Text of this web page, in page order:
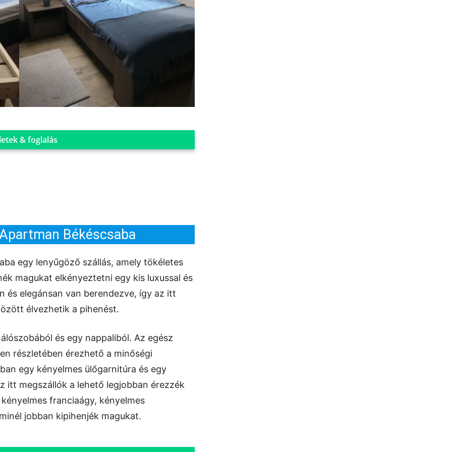
& foglalás
Békéscsaba
egy lenyűgöző szállás, amely tökéletes
magukat elkényeztetni egy kis luxussal és
és elegánsan van berendezve, így az itt
élvezhetik a pihenést.
és egy nappaliból. Az egész
részletében érezhető a minőségi
egy kényelmes ülőgarnitúra és egy
itt megszállók a lehető legjobban érezzék
franciaágy, kényelmes
jobban kipihenjék magukat.